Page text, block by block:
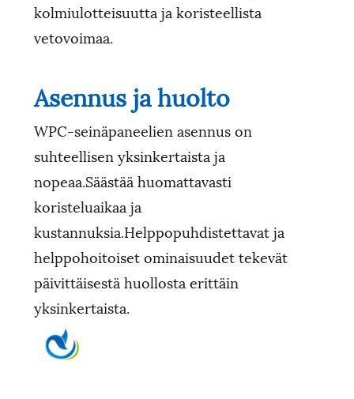
kolmiulotteisuutta ja koristeellista
vetovoimaa.
Asennus ja huolto
WPC-seinäpaneelien asennus on
suhteellisen yksinkertaista ja
nopeaa.Säästää huomattavasti
koristeluaikaa ja
kustannuksia.Helppopuhdistettavat ja
helppohoitoiset ominaisuudet tekevät
päivittäisestä huollosta erittäin
yksinkertaista.